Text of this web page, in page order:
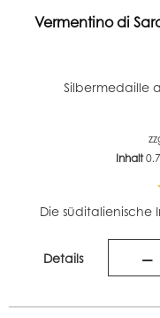
Vermentino di
Silbermedaille
Inhalt
Die süditalienische
Details